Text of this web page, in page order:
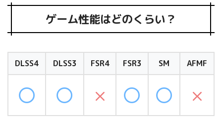
ゲーム性能はどのくらい？
DLSS4 DLSS3 FSR4 FSR3 SM AFMF
〇 〇 × 〇 〇 ×